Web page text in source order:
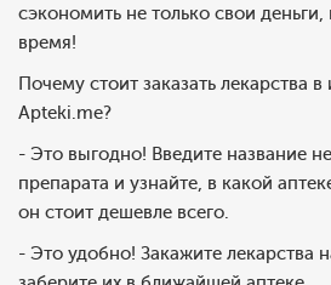
сэкономить не только свои
время!
Почему стоит заказать лекарства
Apteki.me?
- Это выгодно! Введите название
препарата и узнайте, в какой
он стоит дешевле всего.
- Это удобно! Закажите лекарства